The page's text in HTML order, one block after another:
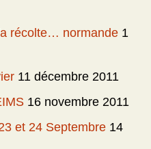
récolte… normande 1
11 décembre 2011
16 novembre 2011
et 24 Septembre 14